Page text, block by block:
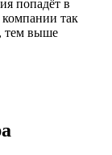
попадёт в
так
тем выше